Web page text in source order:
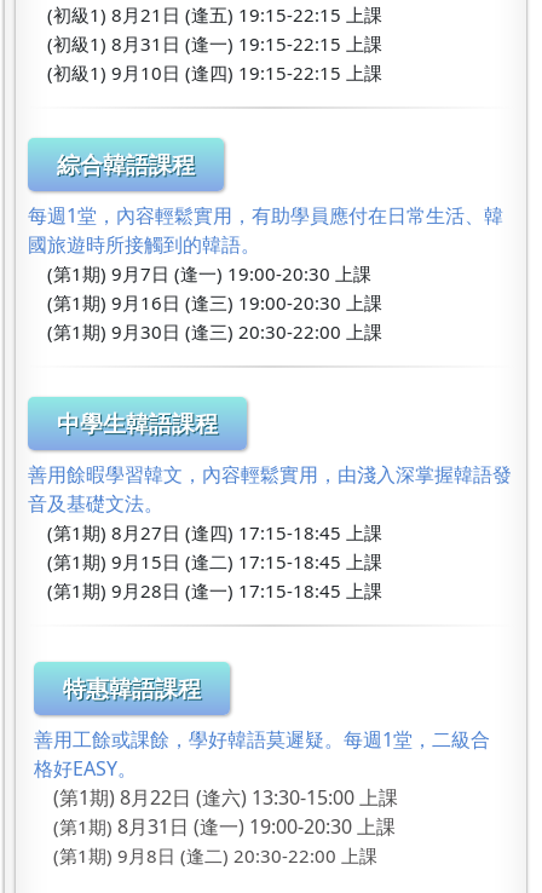
(初級1) 8月21日 (逢五) 19:15-22:15 上課
(初級1) 8月31日 (逢一) 19:15-22:15 上課
(初級1) 9月10日 (逢四) 19:15-22:15 上課
綜合韓語課程
每週1堂，內容輕鬆實用，有助學員應付在日常生活、韓
國旅遊時所接觸到的韓語。
(第1期) 9月7日 (逢一) 19:00-20:30 上課
(第1期) 9月16日 (逢三) 19:00-20:30 上課
(第1期) 9月30日 (逢三) 20:30-22:00 上課
中學生韓語課程
善用餘暇學習韓文，內容輕鬆實用，由淺入深掌握韓語發
音及基礎文法。
(第1期) 8月27日 (逢四) 17:15-18:45 上課
(第1期) 9月15日 (逢二) 17:15-18:45 上課
(第1期) 9月28日 (逢一) 17:15-18:45 上課
特惠韓語課程
善用工餘或課餘，學好韓語莫遲疑。每週1堂，二級合
格好EASY。
(第1期) 8月22日 (逢六) 13:30-15:00 上課
(第1期) 8月31日 (逢一) 19:00-20:30 上課
(第1期) 9月8日 (逢二) 20:30-22:00 上課